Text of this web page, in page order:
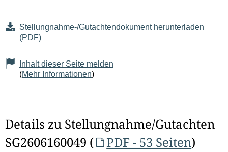
Stellungnahme-/Gutachtendokument herunterladen
(PDF)
Inhalt dieser Seite melden
(Mehr Informationen)
Details zu Stellungnahme/Gutachten
SG2606160049 (
PDF - 53 Seiten)